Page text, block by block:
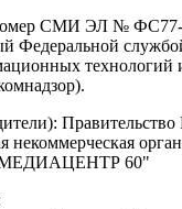
СМИ ЭЛ № ФС77-
Федеральной
технологий
Правительство
некоммерческая
"МЕДИАЦЕНТР 60"